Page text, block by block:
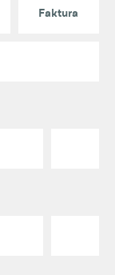
Faktura